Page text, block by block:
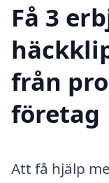
Få 3
från
företag
Att få hjälp